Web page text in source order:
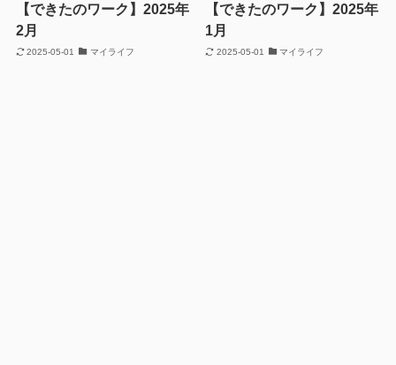
【できたのワーク】2025年
2月
2025-05-01 マイライフ
【できたのワーク】2025年
1月
2025-05-01 マイライフ